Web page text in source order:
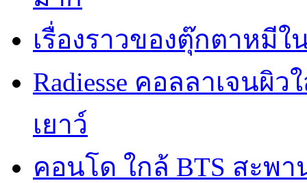
เรื่องราวของตุ๊กตาหมี
Radiesse คอลลาเจนผิ
เยาว์
คอนโด ใกล้ BTS สะพ